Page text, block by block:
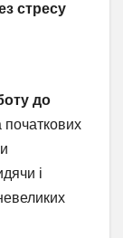
стресу
до
початкових
і